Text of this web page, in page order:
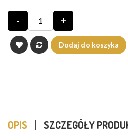
- +
Dodaj do koszyka
OPIS
SZCZEGÓŁY